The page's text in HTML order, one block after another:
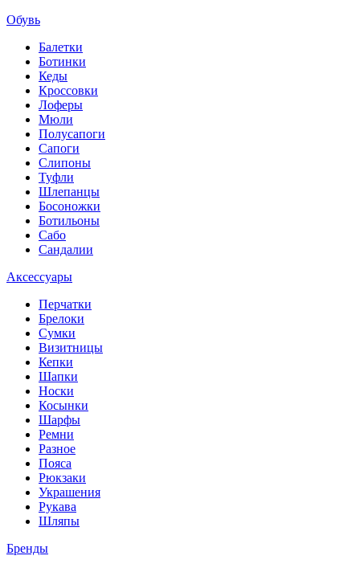
Обувь
Балетки
Ботинки
Кеды
Кроссовки
Лоферы
Мюли
Полусапоги
Сапоги
Слипоны
Туфли
Шлепанцы
Босоножки
Ботильоны
Сабо
Сандалии
Аксессуары
Перчатки
Брелоки
Сумки
Визитницы
Кепки
Шапки
Носки
Косынки
Шарфы
Ремни
Разное
Пояса
Рюкзаки
Украшения
Рукава
Шляпы
Бренды